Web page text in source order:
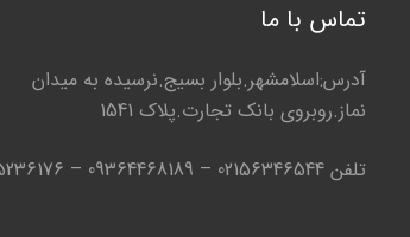
تماس با ما
آدرس:اسلامشهر.بلوار بسیج.نرسیده به میدان
نماز.روبروی بانک تجارت.پلاک 1541
تلفن 02156346544 – 09364468189 – 09125236176